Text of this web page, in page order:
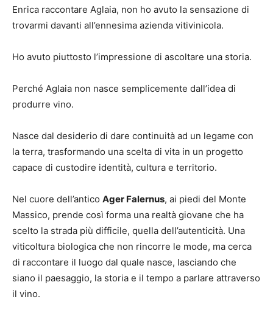
Enrica raccontare Aglaia, non ho avuto la sensazione di
trovarmi davanti all’ennesima azienda vitivinicola.
Ho avuto piuttosto l’impressione di ascoltare una storia.
Perché Aglaia non nasce semplicemente dall’idea di
produrre vino.
Nasce dal desiderio di dare continuità ad un legame con
la terra, trasformando una scelta di vita in un progetto
capace di custodire identità, cultura e territorio.
Nel cuore dell’antico Ager Falernus, ai piedi del Monte
Massico, prende così forma una realtà giovane che ha
scelto la strada più difficile, quella dell’autenticità. Una
viticoltura biologica che non rincorre le mode, ma cerca
di raccontare il luogo dal quale nasce, lasciando che
siano il paesaggio, la storia e il tempo a parlare attraverso
il vino.